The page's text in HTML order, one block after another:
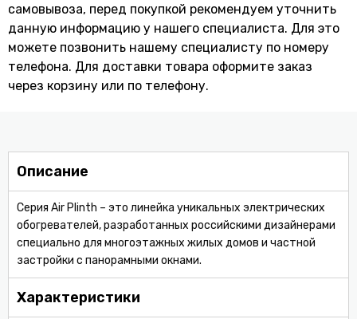
самовывоза, перед покупкой рекомендуем уточнить
данную информацию у нашего специалиста. Для это
можете позвонить нашему специaлисту по номеру
телефона. Для доставки товара оформите заказ
через корзину или по телефону.
Описание
Серия Air Plinth – это линейка уникальных электрических
обогревателей, разработанных российскими дизайнерами
специально для многоэтажных жилых домов и частной
застройки с панорамными окнами.
Характеристики